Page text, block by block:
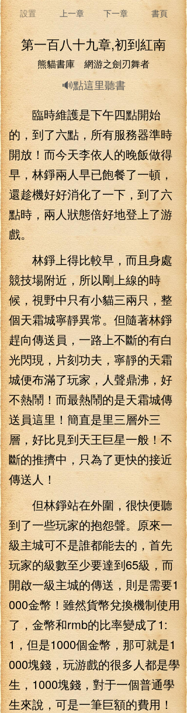
設置 上一章 下一章 書頁
第一百八十九章,初到紅南
熊貓書庫 網游之劍刃舞者
🔊點這里聽書
臨時維護是下午四點開始
的，到了六點，所有服務器準時
開放！而今天李依人的晚飯做得
早，林錚兩人早已飽餐了一頓，
還趁機好好消化了一下，到了六
點時，兩人狀態倍好地登上了游
戲。
林錚上得比較早，而且身處
競技場附近，所以剛上線的時
候，視野中只有小貓三兩只，整
個天霜城寧靜異常。但隨著林錚
趕向傳送員，一路上不斷的有白
光閃現，片刻功夫，寧靜的天霜
城便布滿了玩家，人聲鼎沸，好
不熱鬧！而最熱鬧的是天霜城傳
送員這里！簡直是里三層外三
層，好比見到天王巨星一般！不
斷的推擠中，只為了更快的接近
傳送人！
但林錚站在外圍，很快便聽
到了一些玩家的抱怨聲。原來一
級主城可不是誰都能去的，首先
玩家的級數至少要達到65級，而
開啟一級主城的傳送，則是需要1
000金幣！雖然貨幣兌換機制使用
了，金幣和rmb的比率變成了1:
1，但是1000個金幣，那可就是1
000塊錢，玩游戲的很多人都是學
生，1000塊錢，對于一個普通學
生來說，可是一筆巨額的費用！